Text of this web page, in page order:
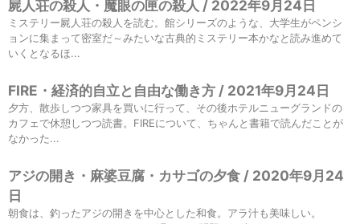
屍人荘の殺人・魔眼の匣の殺人 / 2022年9月24日
ミステリー屍人荘の殺人を読む。館シリーズのような、大学生がペンシ
ョンに集まって密室だ～みたいな古典的ミステリー本かなと読み進めて
いくとなるほ...
FIRE・経済的自立と自由な働き方 / 2021年9月24日
夕方、散歩しつつ家具を買いに行って、その後ホテルニューグランドの
カフェで休憩しつつ読書。FIREについて、ちゃんと書籍で読んだことが
なかった...
アジの開き・麻婆豆腐・カサゴの夕食 / 2020年9月24
日
朝食は、釣ったアジの開きを中心とした和食。アラ汁も美味しい。